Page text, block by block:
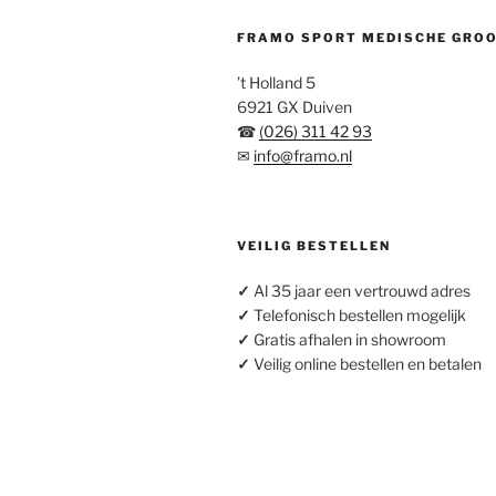
FRAMO SPORT MEDISCHE
’t Holland 5
6921 GX Duiven
☎ (026) 311 42 93
✉ info@framo.nl
VEILIG BESTELLEN
✓ Al 35 jaar een vertrouwd adres
✓ Telefonisch bestellen mogelijk
✓ Gratis afhalen in showroom
✓ Veilig online bestellen en betalen